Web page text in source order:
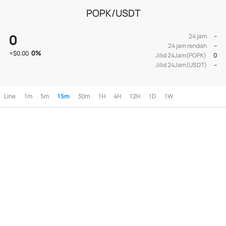
POPK/USDT
0
≈$0.00 0%
24 jam
--
24 jam rendah
--
Jilid 24Jam(POPK)
0
Jilid 24Jam(USDT)
--
Line 1m 5m 15m 30m 1H 4H 12H 1D 1W